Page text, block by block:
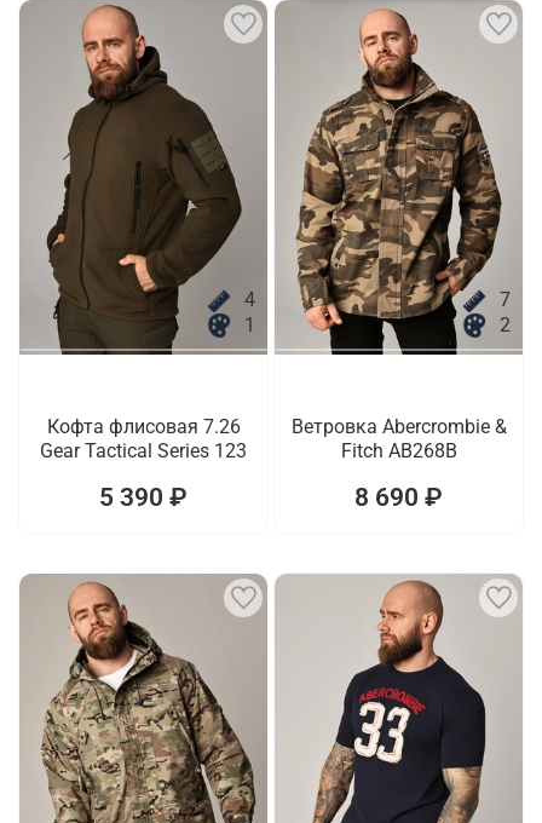
4
1
Кофта флисовая 7.26
Gear Tactical Series 123
5 390 ₽
7
2
Ветровка Abercrombie &
Fitch AB268B
8 690 ₽